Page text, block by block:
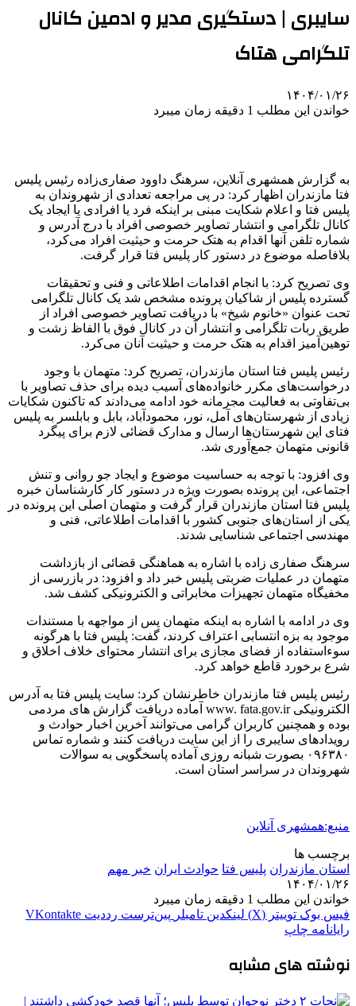
سایبری | دستگیری مدیر و ادمین کانال
تلگرامی هتاک
۱۴۰۴/۰۱/۲۶
خواندن این مطلب 1 دقیقه زمان میبرد
به گزارش همشهری آنلاین، سرهنگ داوود صفاری‌زاده رئیس پلیس
فتا مازندران اظهار کرد: در پی مراجعه تعدادی از شهروندان به
پلیس فتا و اعلام شکایت مبنی بر اینکه فرد یا افرادی یا ایجاد یک
کانال تلگرامی و انتشار تصاویر خصوصی افراد با درج آدرس و
شماره تلفن آنها اقدام به هتک حرمت و حیثیت افراد می‌کرد،
بلافاصله موضوع در دستور کار پلیس فتا قرار گرفت.
وی تصریح کرد: با انجام اقدامات اطلاعاتی و فنی و تحقیقات
گسترده پلیس از شاکیان پرونده مشخص شد یک کانال تلگرامی
تحت عنوان «خانوم شیخ» با دریافت تصاویر خصوصی افراد از
طریق ربات تلگرامی و انتشار آن در کانال فوق با الفاظ زشت و
توهین‌آمیز اقدام به هتک حرمت و حیثیت آنان می‌کرد.
رئیس پلیس فتا استان مازندران، تصریح کرد: متهمان با وجود
درخواست‌های مکرر خانواده‌های آسیب دیده برای حذف تصاویر با
بی‌تفاوتی به فعالیت مجرمانه خود ادامه می‌دادند که تاکنون شکایات
زیادی از شهرستان‌های آمل، نور، محمودآباد، بابل و بابلسر به پلیس
فتای این شهرستان‌ها ارسال و مدارک قضائی لازم برای پیگرد
قانونی متهمان جمع‌آوری شد.
وی افزود: با توجه به حساسیت موضوع و ایجاد جو روانی و تنش
اجتماعی، این پرونده بصورت ویژه در دستور کار کارشناسان خبره
پلیس فتا استان مازندران قرار گرفت و متهمان اصلی این پرونده در
یکی از استان‌های جنوبی کشور با اقدامات اطلاعاتی، فنی و
مهندسی اجتماعی شناسایی شدند.
سرهنگ صفاری زاده با اشاره به هماهنگی قضائی از بازداشت
متهمان در عملیات ضربتی پلیس خبر داد و افزود: در بازرسی از
مخفیگاه متهمان تجهیزات مخابراتی و الکترونیکی کشف شد.
وی در ادامه با اشاره به اینکه متهمان پس از مواجهه با مستندات
موجود به بزه انتسابی اعتراف کردند، گفت: پلیس فتا با هرگونه
سوءاستفاده از فضای مجازی برای انتشار محتوای خلاف اخلاق و
شرع برخورد قاطع خواهد کرد.
رئیس پلیس فتا مازندران خاطرنشان کرد: سایت پلیس فتا به آدرس
الکترونیکی www. fata.gov.ir آماده دریافت گزارش های مردمی
بوده و همچنین کاربران گرامی می‌توانند آخرین اخبار حوادث و
رویدادهای سایبری را از این سایت دریافت کنند و شماره تماس
۰۹۶۳۸۰ بصورت شبانه روزی آماده پاسخگویی به سوالات
شهروندان در سراسر استان است.
منبع:همشهری آنلاین
برچسب ها
استان مازندران پلیس فتا حوادث ایران خبر مهم
۱۴۰۴/۰۱/۲۶
خواندن این مطلب 1 دقیقه زمان میبرد
فیس بوک توییتر (X) لینکدین ‫تامبلر ‫پین‌ترست ‫رددیت ‫VKontakte
رایانامه چاپ
نوشته های مشابه